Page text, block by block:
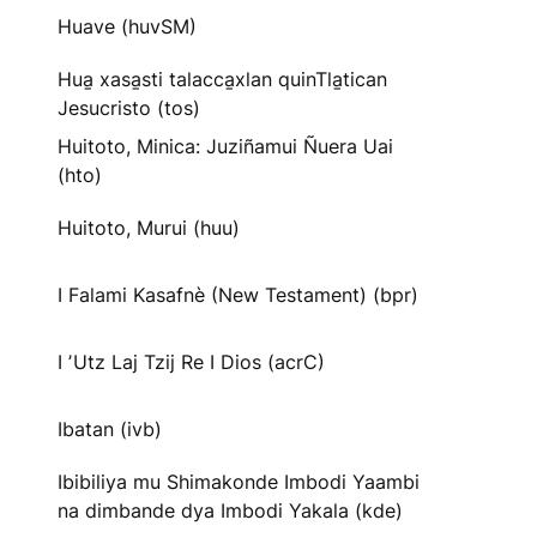
Huave (huvSM)
Hua̱ xasa̱sti talacca̱xlan quinTla̱tican
Jesucristo (tos)
Huitoto, Minica: Juziñamui Ñuera Uai
(hto)
Huitoto, Murui (huu)
I Falami Kasafnè (New Testament) (bpr)
I ʼUtz Laj Tzij Re I Dios (acrC)
Ibatan (ivb)
Ibibiliya mu Shimakonde Imbodi Yaambi
na dimbande dya Imbodi Yakala (kde)